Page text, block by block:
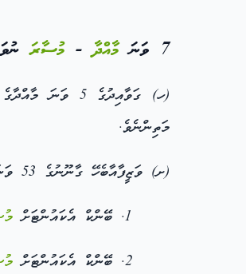
7 ވަނަ މާއްދާ-މުސާރަ
މަތިންނެވެ.
(ށ) ވަޒީފާއާބެހޭ ގާނޫނުގެ 53 ވަނަ މާއްދާގެ (ރ) ގައި ބަޔާންކޮށްފައިވާ
ބޭންކް އެކައުންޓަށް
ބޭންކް އެކައުންޓަށް